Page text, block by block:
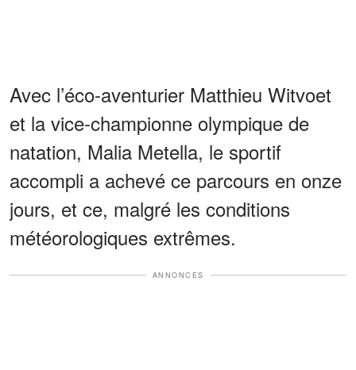
Avec l’éco-aventurier Matthieu Witvoet
et la vice-championne olympique de
natation, Malia Metella, le sportif
accompli a achevé ce parcours en onze
jours, et ce, malgré les conditions
météorologiques extrêmes.
ANNONCES